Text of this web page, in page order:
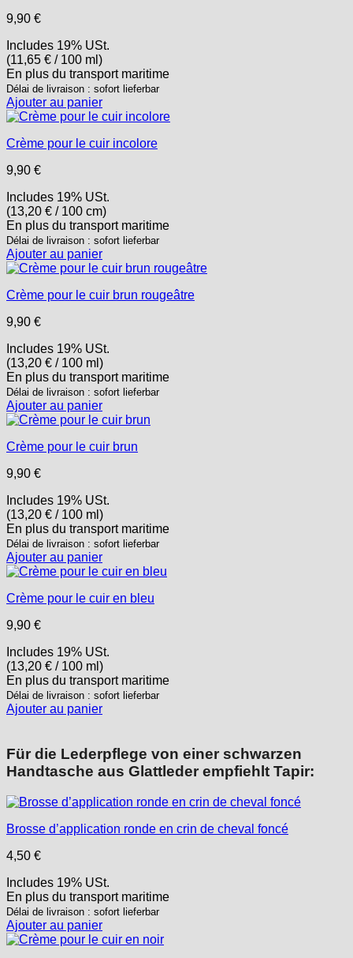
9,90 €
Includes 19% USt.
(11,65 € / 100 ml)
En plus du transportmaritime
Délai de livraison : sofort lieferbar
Ajouter au panier
Crème pour le cuir incolore
9,90 €
Includes 19% USt.
(13,20 € / 100 cm)
En plus du transportmaritime
Délai de livraison : sofort lieferbar
Ajouter au panier
Crème pour le cuir brun rougeâtre
9,90 €
Includes 19% USt.
(13,20 € / 100 ml)
En plus du transportmaritime
Délai de livraison : sofort lieferbar
Ajouter au panier
Crème pour le cuir brun
9,90 €
Includes 19% USt.
(13,20 € / 100 ml)
En plus du transportmaritime
Délai de livraison : sofort lieferbar
Ajouter au panier
Crème pour le cuir en bleu
9,90 €
Includes 19% USt.
(13,20 € / 100 ml)
En plus du transportmaritime
Délai de livraison : sofort lieferbar
Ajouter au panier
Für die Lederpflege von einer schwarzen
Handtasche aus Glattleder empfiehlt Tapir:
Brosse d’application ronde en crin de cheval foncé
4,50 €
Includes 19% USt.
En plus du transportmaritime
Délai de livraison : sofort lieferbar
Ajouter au panier